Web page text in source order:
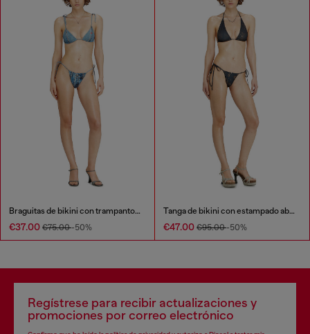
Braguitas de bikini con trampantojo de denim
€37.00 €75.00-50%
Tanga de bikini con estampado abstracto
€47.00 €95.00-50%
Regístrese para recibir actualizaciones y
promociones por correo electrónico